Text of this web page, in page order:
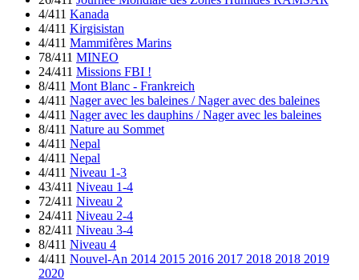
4/411 Kanada
4/411 Kirgisistan
4/411 Mammifères Marins
78/411 MINEO
24/411 Missions FBI !
8/411 Mont Blanc - Frankreich
4/411 Nager avec les baleines / Nager avec des baleines
4/411 Nager avec les dauphins / Nager avec les baleines
8/411 Nature au Sommet
4/411 Nepal
4/411 Nepal
4/411 Niveau 1-3
43/411 Niveau 1-4
72/411 Niveau 2
24/411 Niveau 2-4
82/411 Niveau 3-4
8/411 Niveau 4
4/411 Nouvel-An 2014 2015 2016 2017 2018 2018 2019
2020